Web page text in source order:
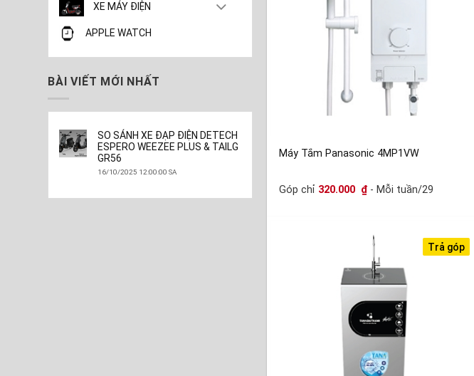
XE MÁY ĐIỆN
APPLE WATCH
BÀI VIẾT MỚI NHẤT
SO SÁNH XE ĐẠP ĐIỆN DETECH
ESPERO WEEZEE PLUS & TAILG
GR56
16/10/2025 12:00:00 SA
Máy Tắm Panasonic 4MP1VW
Góp chỉ 320.000 ₫ - Mỗi tuần/29
Trả góp